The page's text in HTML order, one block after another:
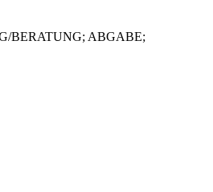
BERATUNG; ABGABE;